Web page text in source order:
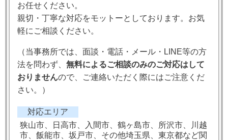
お任せください。
親切・丁寧な対応をモットーとしております。お気
軽にご相談ください。
（当事務所では、 面談・電話・メール・LINE等の方
法を問わず、 無料によるご相談のみのご対応はして
おりませんので、ご連絡いただく際にはご注意くだ
さい。）
対応エリア
狭山市、日高市、入間市、鶴ヶ島市、所沢市、川越
市、飯能市、坂戸市、その他埼玉県、東京都など関